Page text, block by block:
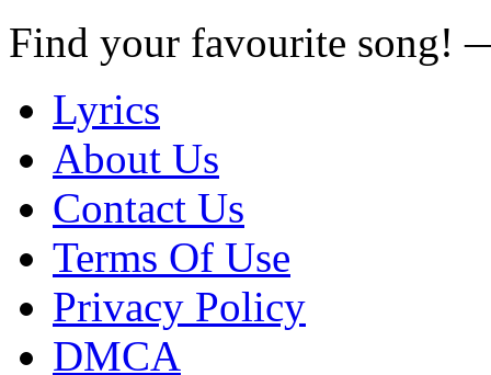
Find your favourite song!
Lyrics
About Us
Contact Us
Terms Of Use
Privacy Policy
DMCA